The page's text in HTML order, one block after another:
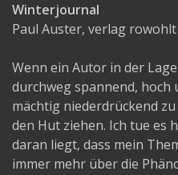
Winterjournal
Paul Auster, verlag rowohlt
Wenn ein Autor in der
durchweg spannend,
mächtig niederdrückend
den Hut ziehen. Ich tue es
daran liegt, dass mein
immer mehr über die